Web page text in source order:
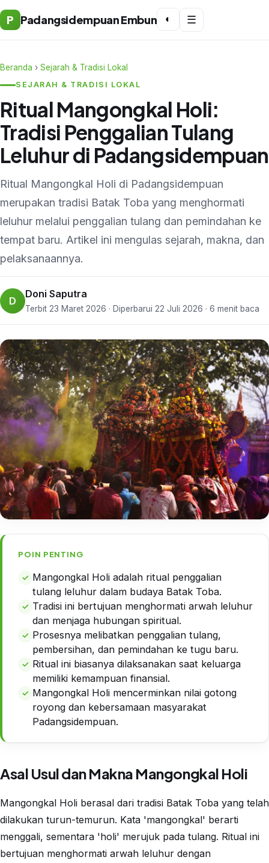
P Padangsidempuan Embun ◐ ☰
Beranda › Sejarah & Tradisi Lokal
SEJARAH & TRADISI LOKAL
Ritual Mangongkal Holi:
Tradisi Penggalian Tulang
Leluhur di Padangsidempuan
Ritual Mangongkal Holi di Padangsidempuan
merupakan tradisi Batak Toba yang menghormati
leluhur melalui penggalian tulang dan pemindahan ke
tempat baru. Artikel ini mengulas sejarah, makna, dan
pelaksanaannya.
D
Doni Saputra
Terbit 23 Maret 2026 · Diperbarui 22 Juli 2026 · 6 menit baca
POIN PENTING
Mangongkal Holi adalah ritual penggalian
tulang leluhur dalam budaya Batak Toba.
Tradisi ini bertujuan menghormati arwah leluhur
dan menjaga hubungan spiritual.
Prosesnya melibatkan penggalian tulang,
pembersihan, dan pemindahan ke tugu baru.
Ritual ini biasanya dilaksanakan saat keluarga
memiliki kemampuan finansial.
Mangongkal Holi mencerminkan nilai gotong
royong dan kebersamaan masyarakat
Padangsidempuan.
Asal Usul dan Makna Mangongkal Holi
Mangongkal Holi berasal dari tradisi Batak Toba yang telah
dilakukan turun-temurun. Kata 'mangongkal' berarti
menggali, sementara 'holi' merujuk pada tulang. Ritual ini
bertujuan menghormati arwah leluhur dengan